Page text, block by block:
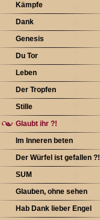
Kämpfe
Dank
Genesis
Du Tor
Leben
Der Tropfen
Stille
Glaubt ihr ?!
Im Inneren beten
Der Würfel ist gefallen ?!
SUM
Glauben, ohne sehen
Hab Dank lieber Engel